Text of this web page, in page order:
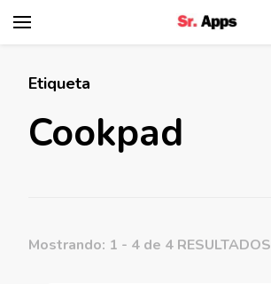
Etiqueta
Cookpad
Mostrando: 1 - 4 de 4 RESULTADOS